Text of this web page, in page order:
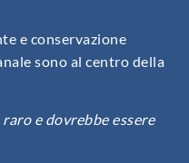
e conservazione
sono al centro della
e dovrebbe essere